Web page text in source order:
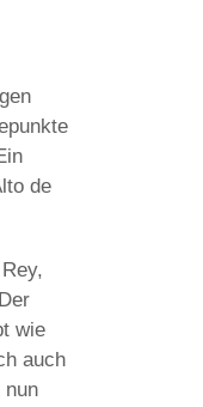
de
wie
auch
nun